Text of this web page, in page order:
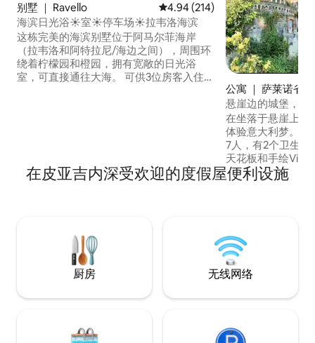
别墅 ｜ Ravello 平均评分 4.94 分（满分 5 分），
4.94 (214)
海滨日光浴☀️室☀️停车场☀️拉韦洛海滨
这栋完美的海滨别墅位于阿马尔菲海岸
（拉韦洛和阿特拉尼/海边之间），周围环
绕着柠檬园和橙园，拥有宽敞的日光浴
室，可直接通往大海。 可供3位房客入住。
船）。
公寓 ｜ 萨莱诺省
悬崖边的城堡，阿
在坐落于悬崖上的
体验意大利梦。
7人，有2个卫生
天花板和手绘
侣/夫妻、蜜月旅
步行即可抵达滨海
分品尝当地葡萄酒
围中。
在皮亚吉内深受欢迎的度假屋便利设施
厨房 无线网络